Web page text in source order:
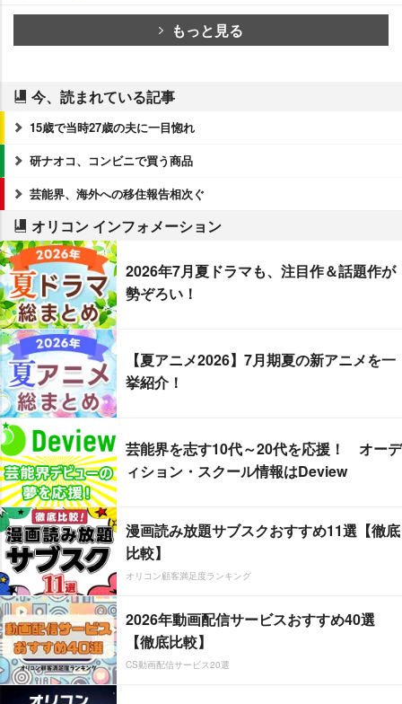
もっと見る
今、読まれている記事
15歳で当時27歳の夫に一目惚れ
研ナオコ、コンビニで買う商品
芸能界、海外への移住報告相次ぐ
オリコン インフォメーション
2026年7月夏ドラマも、注目作＆話題作が
勢ぞろい！
【夏アニメ2026】7月期夏の新アニメを一
挙紹介！
芸能界を志す10代～20代を応援！ オーデ
ィション・スクール情報はDeview
漫画読み放題サブスクおすすめ11選【徹底
比較】
オリコン顧客満足度ランキング
2026年動画配信サービスおすすめ40選
【徹底比較】
CS動画配信サービス20選